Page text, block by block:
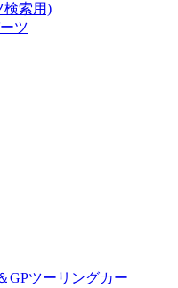
検索用)
ツ
GPツーリングカー